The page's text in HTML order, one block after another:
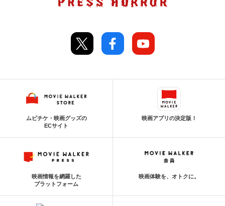
ムビチケ・映画グッズの
ECサイト
映画アプリの決定版！
映画情報を網羅した
プラットフォーム
映画体験を、オトクに。